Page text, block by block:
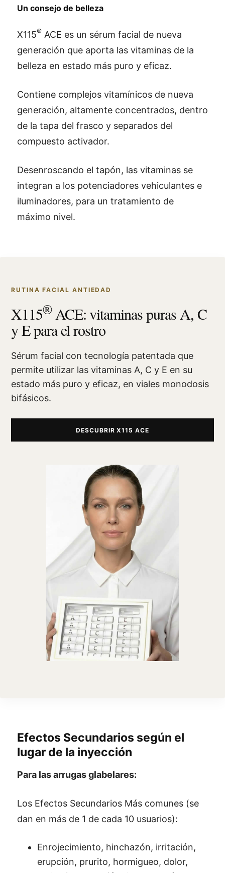
Un consejo de belleza
X115® ACE es un sérum facial de nueva
generación que aporta las vitaminas de la
belleza en estado más puro y eficaz.
Contiene complejos vitamínicos de nueva
generación, altamente concentrados, dentro
de la tapa del frasco y separados del
compuesto activador.
Desenroscando el tapón, las vitaminas se
integran a los potenciadores vehiculantes e
iluminadores, para un tratamiento de
máximo nivel.
RUTINA FACIAL ANTIEDAD
X115®ACE: vitaminas puras A, C
y E para el rostro
Sérum facial con tecnología patentada que
permite utilizar las vitaminas A, C y E en su
estado más puro y eficaz, en viales monodosis
bifásicos.
DESCUBRIR X115 ACE
Efectos Secundarios según el
lugar de la inyección
Para las arrugas glabelares:
Los Efectos Secundarios Más comunes (se
dan en más de 1 de cada 10 usuarios):
Enrojecimiento, hinchazón, irritación,
erupción, prurito, hormigueo, dolor,